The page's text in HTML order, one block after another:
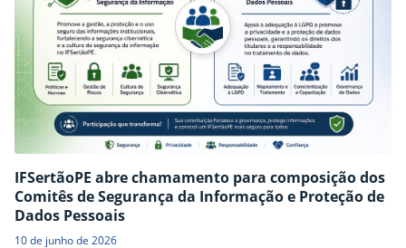
IFSertãoPE abre chamamento para composição dos
Comitês de Segurança da Informação e Proteção de
Dados Pessoais
10 de junho de 2026